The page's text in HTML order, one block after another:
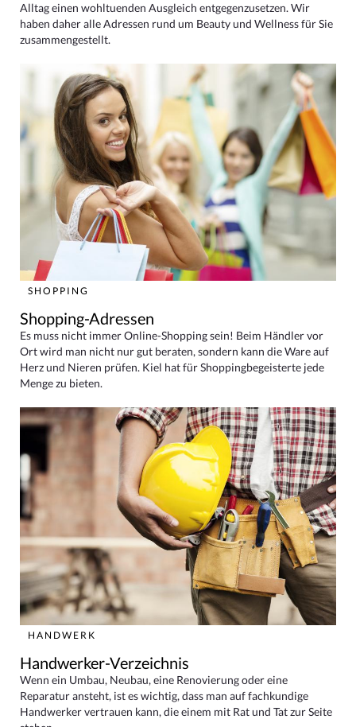
Alltag einen wohltuenden Ausgleich entgegenzusetzen. Wir
haben daher alle Adressen rund um Beauty und Wellness für Sie
zusammengestellt.
SHOPPING
Shopping-Adressen
Es muss nicht immer Online-Shopping sein! Beim Händler vor
Ort wird man nicht nur gut beraten, sondern kann die Ware auf
Herz und Nieren prüfen. Kiel hat für Shoppingbegeisterte jede
Menge zu bieten.
HANDWERK
Handwerker-Verzeichnis
Wenn ein Umbau, Neubau, eine Renovierung oder eine
Reparatur ansteht, ist es wichtig, dass man auf fachkundige
Handwerker vertrauen kann, die einem mit Rat und Tat zur Seite